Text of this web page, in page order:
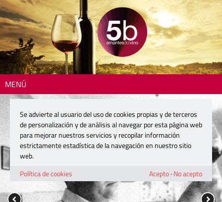
MENÚ
Se advierte al usuario del uso de cookies propias y de terceros
de personalización y de análisis al navegar por esta página web
para mejorar nuestros servicios y recopilar información
estrictamente estadística de la navegación en nuestro sitio
web.
Política de cookies
Acepto· No acepto